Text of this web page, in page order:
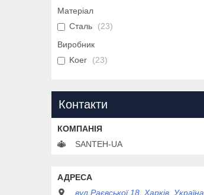
Матеріал
Сталь
23
Виробник
Koer
23
Контакти
SANTEH-UA
вул.Раєвської 18, Харків, Україна